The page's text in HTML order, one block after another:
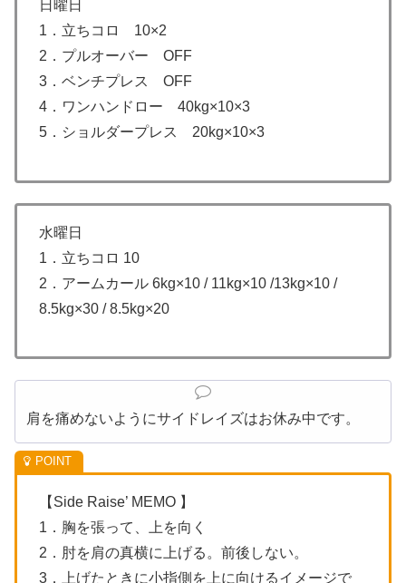
日曜日
1．立ちコロ 10×2
2．プルオーバー OFF
3．ベンチプレス OFF
4．ワンハンドロー 40kg×10×3
5．ショルダープレス 20kg×10×3
水曜日
1．立ちコロ 10
2．アームカール 6kg×10 / 11kg×10 /13kg×10 /
8.5kg×30 / 8.5kg×20
肩を痛めないようにサイドレイズはお休み中です。
【Side Raise’ MEMO 】
1．胸を張って、上を向く
2．肘を肩の真横に上げる。前後しない。
3．上げたときに小指側を上に向けるイメージで